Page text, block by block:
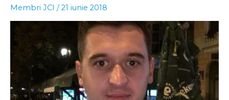
Membri JCI /21 iunie 2018